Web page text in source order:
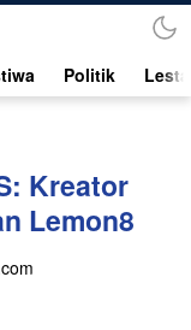
Politik
Kreator
Lemon8